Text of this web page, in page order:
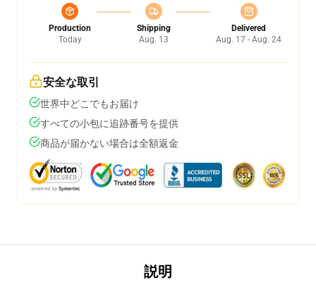
Production
Today
Shipping
Aug. 13
Delivered
Aug. 17 - Aug. 24
安全な取引
世界中どこでもお届け
すべての小包に追跡番号を提供
商品が届かない場合は全額返金
説明